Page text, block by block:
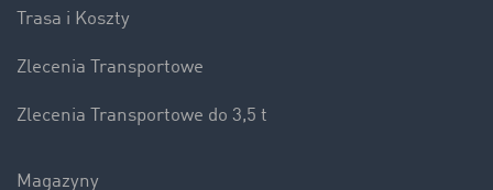
Trasa i Koszty
Zlecenia Transportowe
Zlecenia Transportowe do 3,5 t
Magazyny